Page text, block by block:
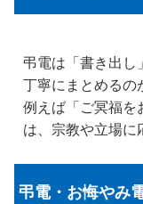
弔電は「書き出し
丁寧にまとめるの
例えば「ご冥福を
は、宗教や立場に
弔電・お悔やみ